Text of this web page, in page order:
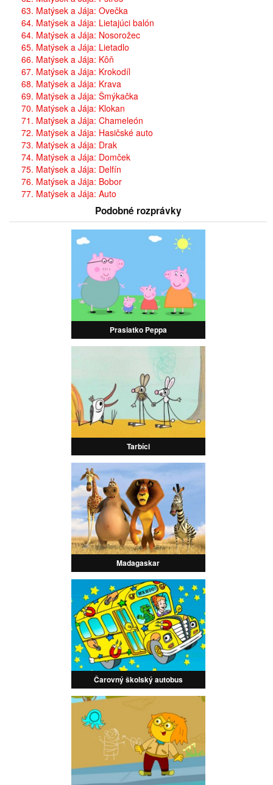
63. Matýsek a Jája: Ovečka
64. Matýsek a Jája: Lietajúci balón
64. Matýsek a Jája: Nosorožec
65. Matýsek a Jája: Lietadlo
66. Matýsek a Jája: Kôň
67. Matýsek a Jája: Krokodíl
68. Matýsek a Jája: Krava
69. Matýsek a Jája: Šmýkačka
70. Matýsek a Jája: Klokan
71. Matýsek a Jája: Chameleón
72. Matýsek a Jája: Hasičské auto
73. Matýsek a Jája: Drak
74. Matýsek a Jája: Domček
75. Matýsek a Jája: Delfín
76. Matýsek a Jája: Bobor
77. Matýsek a Jája: Auto
Podobné rozprávky
Prasiatko Peppa
Tarbíci
Madagaskar
Čarovný školský autobus